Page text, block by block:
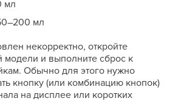
мл
мл
некорректно, откройте
модели и выполните сброс к
Обычно для этого нужно
кнопку (или комбинацию кнопок)
на дисплее или коротких